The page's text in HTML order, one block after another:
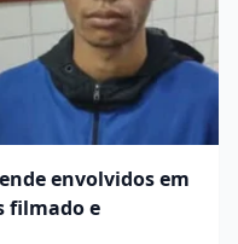
envolvidos em
filmado e